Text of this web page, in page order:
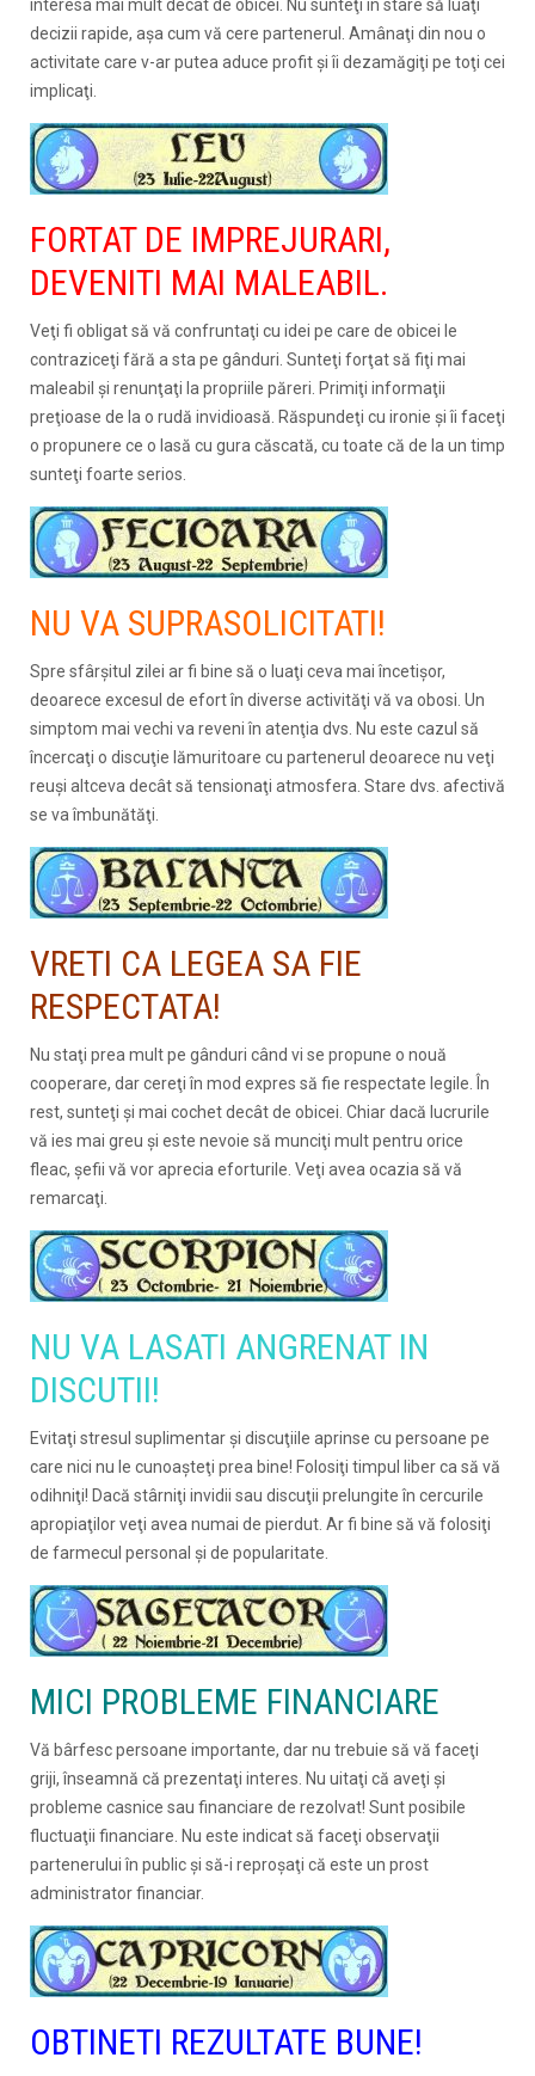
interesa mai mult decât de obicei. Nu sunteţi în stare să luaţi
decizii rapide, aşa cum vă cere partenerul. Amânaţi din nou o
activitate care v-ar putea aduce profit şi îi dezamăgiţi pe toţi cei
implicaţi.
FORTAT DE IMPREJURARI,
DEVENITI MAI MALEABIL.
Veţi fi obligat să vă confruntaţi cu idei pe care de obicei le
contraziceţi fără a sta pe gânduri. Sunteţi forţat să fiţi mai
maleabil şi renunţaţi la propriile păreri. Primiţi informaţii
preţioase de la o rudă invidioasă. Răspundeţi cu ironie şi îi faceţi
o propunere ce o lasă cu gura căscată, cu toate că de la un timp
sunteţi foarte serios.
NU VA SUPRASOLICITATI!
Spre sfârşitul zilei ar fi bine să o luaţi ceva mai încetişor,
deoarece excesul de efort în diverse activităţi vă va obosi. Un
simptom mai vechi va reveni în atenţia dvs. Nu este cazul să
încercaţi o discuţie lămuritoare cu partenerul deoarece nu veţi
reuşi altceva decât să tensionaţi atmosfera. Stare dvs. afectivă
se va îmbunătăţi.
VRETI CA LEGEA SA FIE
RESPECTATA!
Nu staţi prea mult pe gânduri când vi se propune o nouă
cooperare, dar cereţi în mod expres să fie respectate legile. În
rest, sunteţi şi mai cochet decât de obicei. Chiar dacă lucrurile
vă ies mai greu şi este nevoie să munciţi mult pentru orice
fleac, şefii vă vor aprecia eforturile. Veţi avea ocazia să vă
remarcaţi.
NU VA LASATI ANGRENAT IN
DISCUTII!
Evitaţi stresul suplimentar şi discuţiile aprinse cu persoane pe
care nici nu le cunoaşteţi prea bine! Folosiţi timpul liber ca să vă
odihniţi! Dacă stârniţi invidii sau discuţii prelungite în cercurile
apropiaţilor veţi avea numai de pierdut. Ar fi bine să vă folosiţi
de farmecul personal şi de popularitate.
MICI PROBLEME FINANCIARE
Vă bârfesc persoane importante, dar nu trebuie să vă faceţi
griji, înseamnă că prezentaţi interes. Nu uitaţi că aveţi şi
probleme casnice sau financiare de rezolvat! Sunt posibile
fluctuaţii financiare. Nu este indicat să faceţi observaţii
partenerului în public şi să-i reproşaţi că este un prost
administrator financiar.
OBTINETI REZULTATE BUNE!